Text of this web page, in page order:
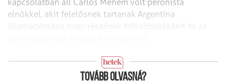
elnökkel, akit felelősnek tartanak Argentína
államadóssága nagy részének felhalmozásáért és az
Átjáróház az elnöki palota
Tovább olvasná?